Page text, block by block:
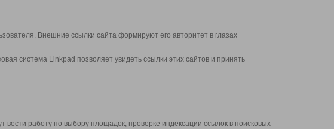
Внешние ссылки сайта формируют его авторитет в глазах
система Linkpad позволяет увидеть ссылки этих сайтов и принять
работу по выбору площадок, проверке индексации ссылок в поисковых